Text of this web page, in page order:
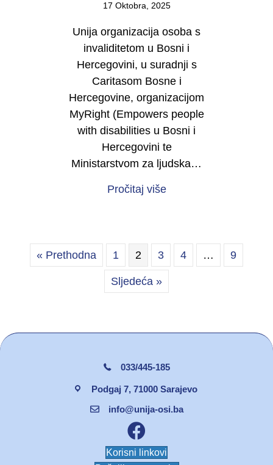
17 Oktobra, 2025
Unija organizacija osoba s
invaliditetom u Bosni i
Hercegovini, u suradnji s
Caritasom Bosne i
Hercegovine, organizacijom
MyRight (Empowers people
with disabilities u Bosni i
Hercegovini te
Ministarstvom za ljudska…
Pročitaj višeabout Najava
« Prethodna 1 2 3 4 … 9
Sljedeća »
033/445-185
Podgaj 7, 71000 Sarajevo
info@unija-osi.ba
Facebook unija osi
Korisni linkovi